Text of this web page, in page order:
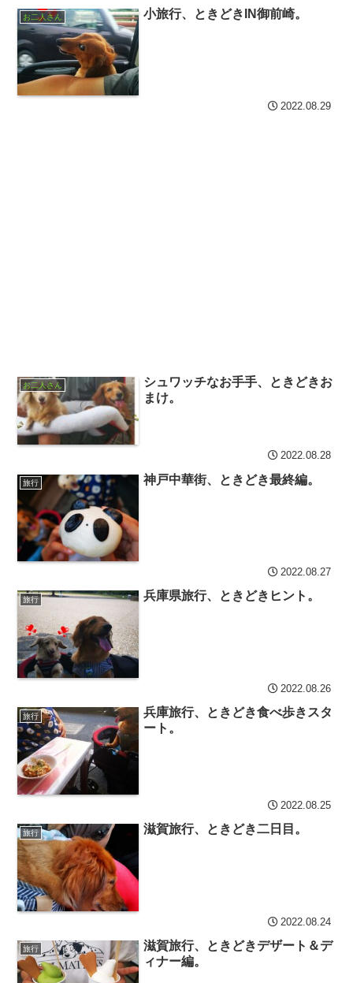
お二人さん 小旅行、ときどきIN御前崎。
2022.08.29
お二人さん
シュワッチなお手手、ときどきお
まけ。
2022.08.28
旅行 神戸中華街、ときどき最終編。
2022.08.27
旅行 兵庫県旅行、ときどきヒント。
2022.08.26
旅行
兵庫旅行、ときどき食べ歩きスタ
ート。
2022.08.25
旅行 滋賀旅行、ときどき二日目。
2022.08.24
旅行
滋賀旅行、ときどきデザート＆デ
ィナー編。